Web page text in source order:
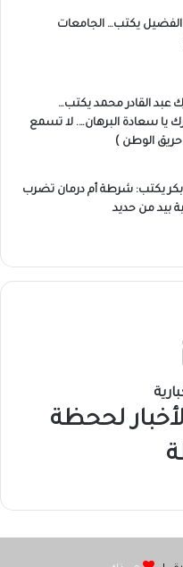
الفضيل يكتب… الجامعات
عبد القادر محمد يكتب…
يا سعادة البرهان…. لا تسمع
الوطن )
يكتب: شرطة أم درمان تضرب
بيد من حديد
لححظة